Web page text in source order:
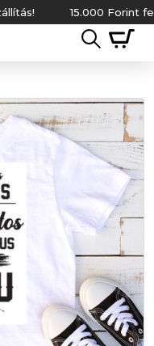
15.000 Forint felett